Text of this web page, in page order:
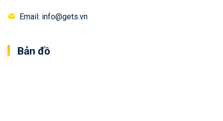
Email: info@gets.vn
Bản đồ